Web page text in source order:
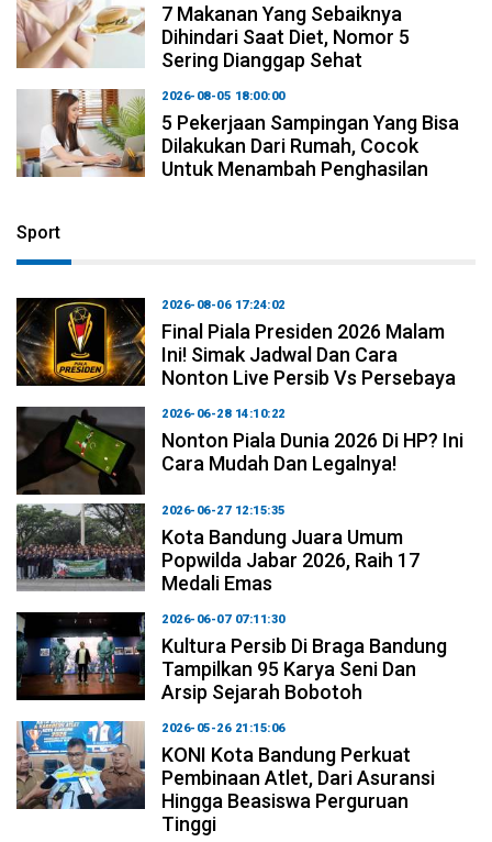
7 Makanan Yang Sebaiknya
Dihindari Saat Diet, Nomor 5
Sering Dianggap Sehat
2026-08-05 18:00:00
5 Pekerjaan Sampingan Yang Bisa
Dilakukan Dari Rumah, Cocok
Untuk Menambah Penghasilan
Sport
2026-08-06 17:24:02
Final Piala Presiden 2026 Malam
Ini! Simak Jadwal Dan Cara
Nonton Live Persib Vs Persebaya
2026-06-28 14:10:22
Nonton Piala Dunia 2026 Di HP? Ini
Cara Mudah Dan Legalnya!
2026-06-27 12:15:35
Kota Bandung Juara Umum
Popwilda Jabar 2026, Raih 17
Medali Emas
2026-06-07 07:11:30
Kultura Persib Di Braga Bandung
Tampilkan 95 Karya Seni Dan
Arsip Sejarah Bobotoh
2026-05-26 21:15:06
KONI Kota Bandung Perkuat
Pembinaan Atlet, Dari Asuransi
Hingga Beasiswa Perguruan
Tinggi